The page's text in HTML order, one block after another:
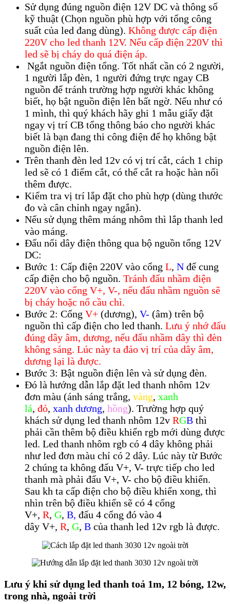
Sử dụng đúng nguồn điện 12V DC và thông số
kỹ thuật (Chọn nguồn phù hợp với tổng công
suất của led đang dùng). Không được cấp điện
220V cho led thanh 12V. Nếu cấp điện 220V thì
led sẽ bị cháy do quá điện áp.
Ngắt nguồn điện tổng. Tốt nhất cần có 2 người,
1 người lắp đèn, 1 người đứng trực ngay CB
nguồn để tránh trường hợp người khác không
biết, họ bật nguồn điện lên bất ngờ. Nếu như có
1 mình, thì quý khách hãy ghi 1 mẫu giấy đặt
ngay vị trí CB tổng thông báo cho người khác
biết là bạn đang thi công điện để họ không bật
nguồn điện lên.
Trên thanh đèn led 12v có vị trí cắt, cách 1 chip
led sẽ có 1 điểm cắt, có thể cắt ra hoặc hàn nối
thêm được.
Kiểm tra vị trí lắp đặt cho phù hợp (dùng thước
đo và cân chỉnh ngay ngắn).
Nếu sử dụng thêm máng nhôm thì lắp thanh led
vào máng.
Đấu nối dây điện thông qua bộ nguồn tổng 12V
DC:
Bước 1: Cấp điện 220V vào cổng L, N để cung
cấp điện cho bộ nguồn. Tránh đấu nhầm điện
220V vào cổng V+, V-, nếu đấu nhầm nguồn sẽ
bị cháy hoặc nổ cầu chì.
Bước 2: Cổng V+ (dương), V- (âm) trên bộ
nguồn thì cấp điện cho led thanh. Lưu ý nhớ đấu
đúng dây âm, dương, nếu đấu nhầm dây thì đèn
không sáng. Lúc này ta đảo vị trí của dây âm,
dương lại là được.
Bước 3: Bật nguồn điện lên và sử dụng đèn.
Đó là hướng dẫn lắp đặt led thanh nhôm 12v
đơn màu (ánh sáng trắng, vàng, xanh
lá, đỏ, xanh dương, hồng). Trường hợp quý
khách sử dụng led thanh nhôm 12v RGB thì
phải cần thêm bộ điều khiển rgb mới dùng được
led. Led thanh nhôm rgb có 4 dây không phải
như led đơn màu chỉ có 2 dây. Lúc này từ Bước
2 chúng ta không đấu V+, V- trực tiếp cho led
thanh mà phải đấu V+, V- cho bộ điều khiển.
Sau kh ta cấp điện cho bộ điều khiển xong, thì
nhìn trên bộ điều khiển sẽ có 4 cổng
V+, R, G, B, đấu 4 cổng đó vào 4
dây V+, R, G, B của thanh led 12v rgb là được.
Lưu ý khi sử dụng led thanh toả 1m, 12 bóng, 12w,
trong nhà, ngoài trời